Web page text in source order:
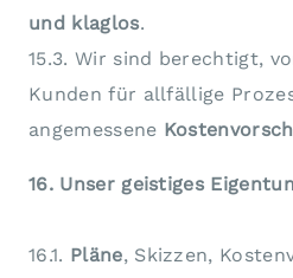
und klaglos.
15.3. Wir sind berechtigt,
Kunden für allfällige
angemessene
16. Unser geistiges
16.1. Pläne, Skizzen,